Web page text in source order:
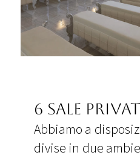
6 Sale
Abbiamo a
divise in due